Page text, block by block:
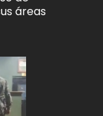
áreas